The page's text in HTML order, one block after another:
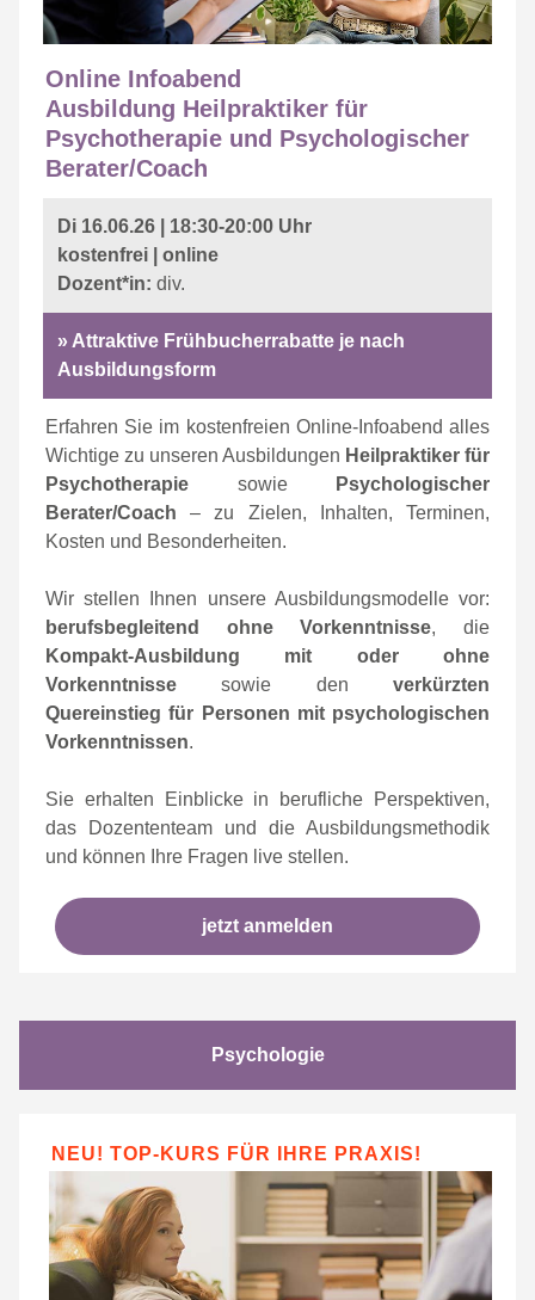
Online Infoabend
Ausbildung Heilpraktiker für
Psychotherapie und Psychologischer
Berater/Coach
Di 16.06.26 | 18:30-20:00 Uhr
kostenfrei | online
Dozent*in: div.
» Attraktive Frühbucherrabatte je nach
Ausbildungsform
Erfahren Sie im kostenfreien Online-Infoabend alles
Wichtige zu unseren Ausbildungen Heilpraktiker für
Psychotherapie sowie
Psychologischer
Berater/Coach – zu Zielen, Inhalten, Terminen,
Kosten und Besonderheiten.
Wir stellen Ihnen unsere Ausbildungsmodelle vor:
berufsbegleitend ohne Vorkenntnisse, die
Kompakt-Ausbildung mit oder ohne
Vorkenntnisse sowie den verkürzten
Quereinstieg für Personen mit psychologischen
Vorkenntnissen.
Sie erhalten Einblicke in berufliche Perspektiven,
das Dozententeam und die Ausbildungsmethodik
und können Ihre Fragen live stellen.
jetzt anmelden
Psychologie
NEU! TOP-KURS FÜR IHRE PRAXIS!